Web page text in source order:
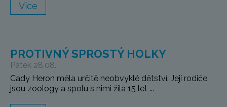
Více
PROTIVNÝ SPROSTÝ HOLKY
Pátek 28.08.
Cady Heron měla určitě neobvyklé dětství. Její rodiče
jsou zoology a spolu s nimi žila 15 let ...